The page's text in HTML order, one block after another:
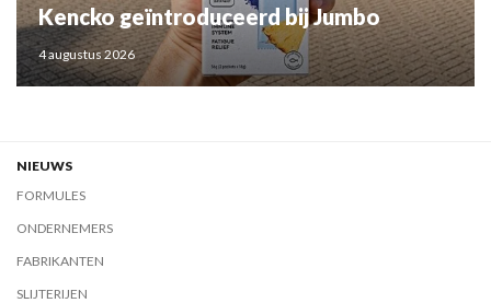
Kencko geïntroduceerd bij Jumbo
4 augustus 2026
NIEUWS
FORMULES
ONDERNEMERS
FABRIKANTEN
SLIJTERIJEN